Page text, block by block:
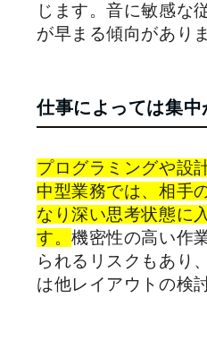
じます。音に敏感な
が早まる傾向があり
仕事によっては集中
プログラミングや設
中型業務では、相手
なり深い思考状態に
す。機密性の高い作
られるリスクもあり
は他レイアウトの検